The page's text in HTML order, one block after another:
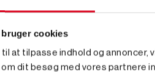
bruger cookies
at tilpasse indhold og
dit besøg med vores partnere